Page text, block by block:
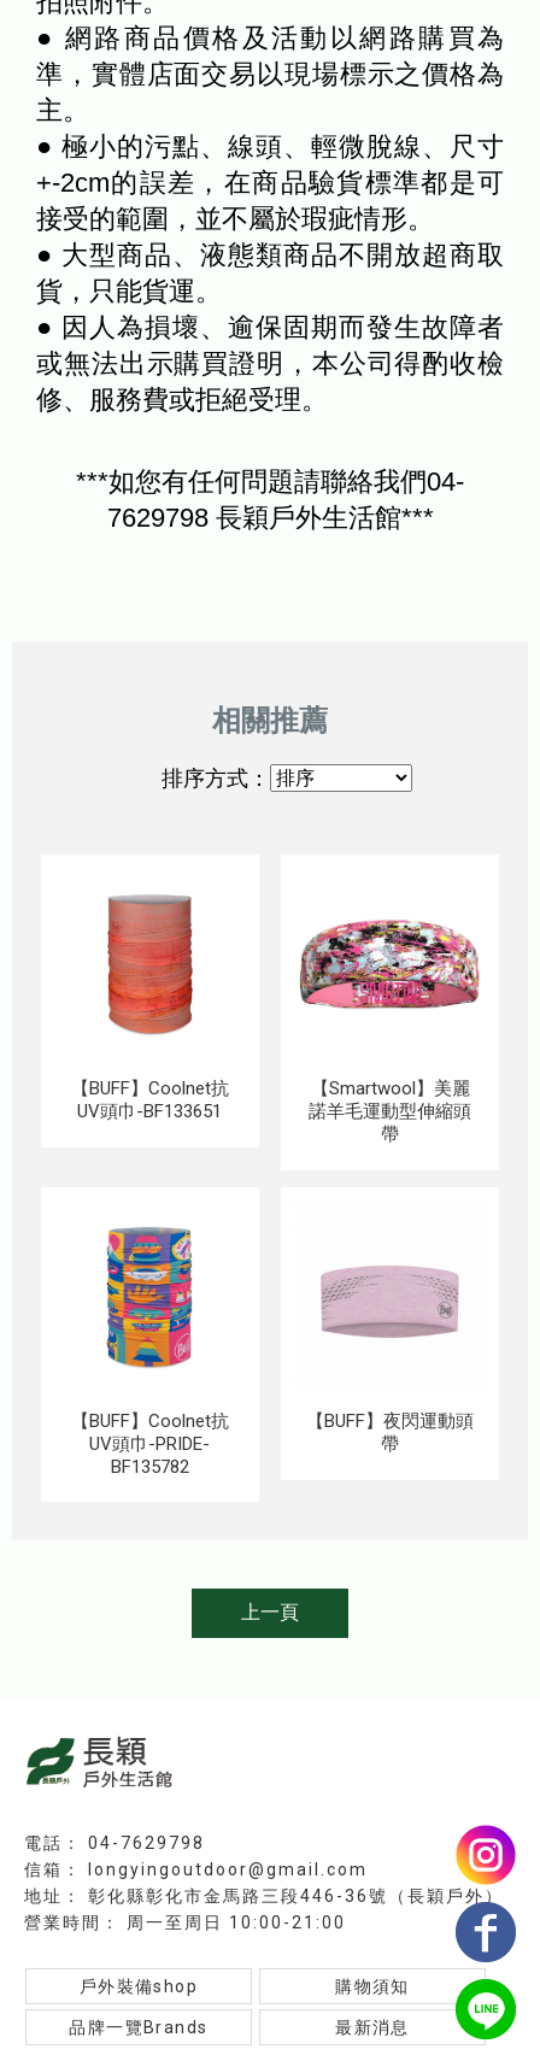
● 網路商品價格及活動以網路購買為
準，實體店面交易以現場標示之價格為
主。
● 極小的污點、線頭、輕微脫線、尺寸
+-2cm的誤差，在商品驗貨標準都是可
接受的範圍，並不屬於瑕疵情形。
● 大型商品、液態類商品不開放超商取
貨，只能貨運。
● 因人為損壞、逾保固期而發生故障者
或無法出示購買證明，本公司得酌收檢
修、服務費或拒絕受理。
***如您有任何問題請聯絡我們04-
7629798 長穎戶外生活館***
排序方式：
【BUFF】Coolnet抗
UV頭巾-BF133651
【Smartwool】美麗
諾羊毛運動型伸縮頭
帶
【BUFF】Coolnet抗
UV頭巾-PRIDE-
BF135782
【BUFF】夜閃運動頭
帶
上一頁
04-7629798
longyingoutdoor@gmail.com
彰化縣彰化市金馬路三段446-36號（長穎戶外）
周一至周日 10:00-21:00
戶外裝備shop 購物須知
品牌一覽Brands 最新消息